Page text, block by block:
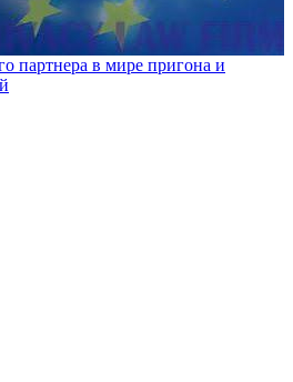
партнера в мире пригона и